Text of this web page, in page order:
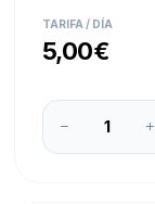
TARIFA / DÍA
5,00€